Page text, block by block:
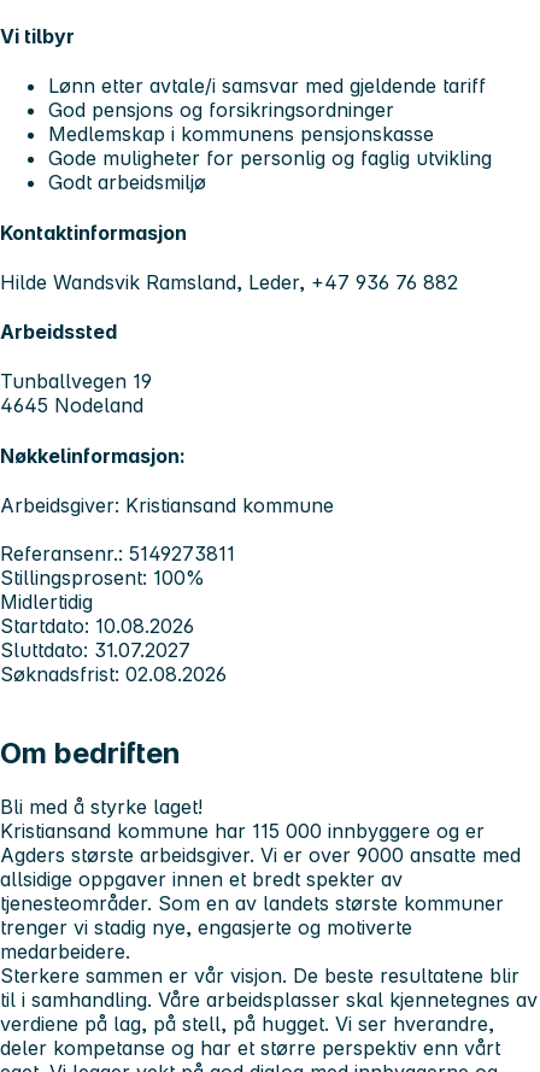
Vi tilbyr
Lønn etter avtale/i samsvar med gjeldende tariff
God pensjons og forsikringsordninger
Medlemskap i kommunens pensjonskasse
Gode muligheter for personlig og faglig utvikling
Godt arbeidsmiljø
Kontaktinformasjon
Hilde Wandsvik Ramsland, Leder, +47 936 76 882
Arbeidssted
Tunballvegen 19
4645 Nodeland
Nøkkelinformasjon:
Arbeidsgiver: Kristiansand kommune
Referansenr.: 5149273811
Stillingsprosent: 100%
Midlertidig
Startdato: 10.08.2026
Sluttdato: 31.07.2027
Søknadsfrist: 02.08.2026
Om bedriften
Bli med å styrke laget!
Kristiansand kommune har 115 000 innbyggere og er
Agders største arbeidsgiver. Vi er over 9000 ansatte med
allsidige oppgaver innen et bredt spekter av
tjenesteområder. Som en av landets største kommuner
trenger vi stadig nye, engasjerte og motiverte
medarbeidere.
Sterkere sammen er vår visjon. De beste resultatene blir
til i samhandling. Våre arbeidsplasser skal kjennetegnes av
verdiene på lag, på stell, på hugget. Vi ser hverandre,
deler kompetanse og har et større perspektiv enn vårt